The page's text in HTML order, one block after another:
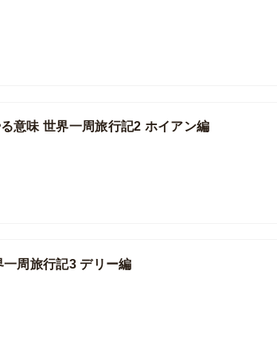
意味 世界一周旅行記2 ホイアン編
周旅行記3 デリー編